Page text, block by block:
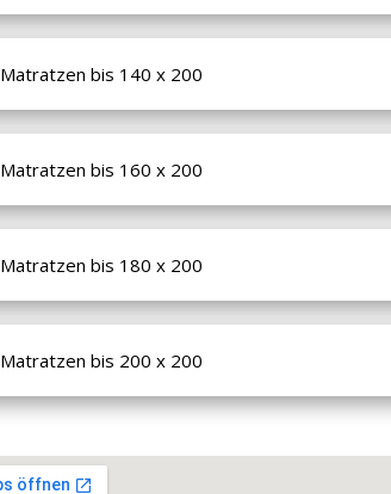
Matratzen bis 140 x 200
Matratzen bis 160 x 200
Matratzen bis 180 x 200
Matratzen bis 200 x 200